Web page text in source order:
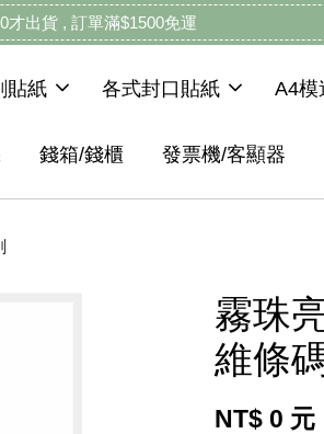
才出貨 , 訂單滿$1500免運
貼紙 各式封口貼紙 A4模
錢箱/錢櫃 發票機/客顯器
霧珠
維條
NT$ 0 元